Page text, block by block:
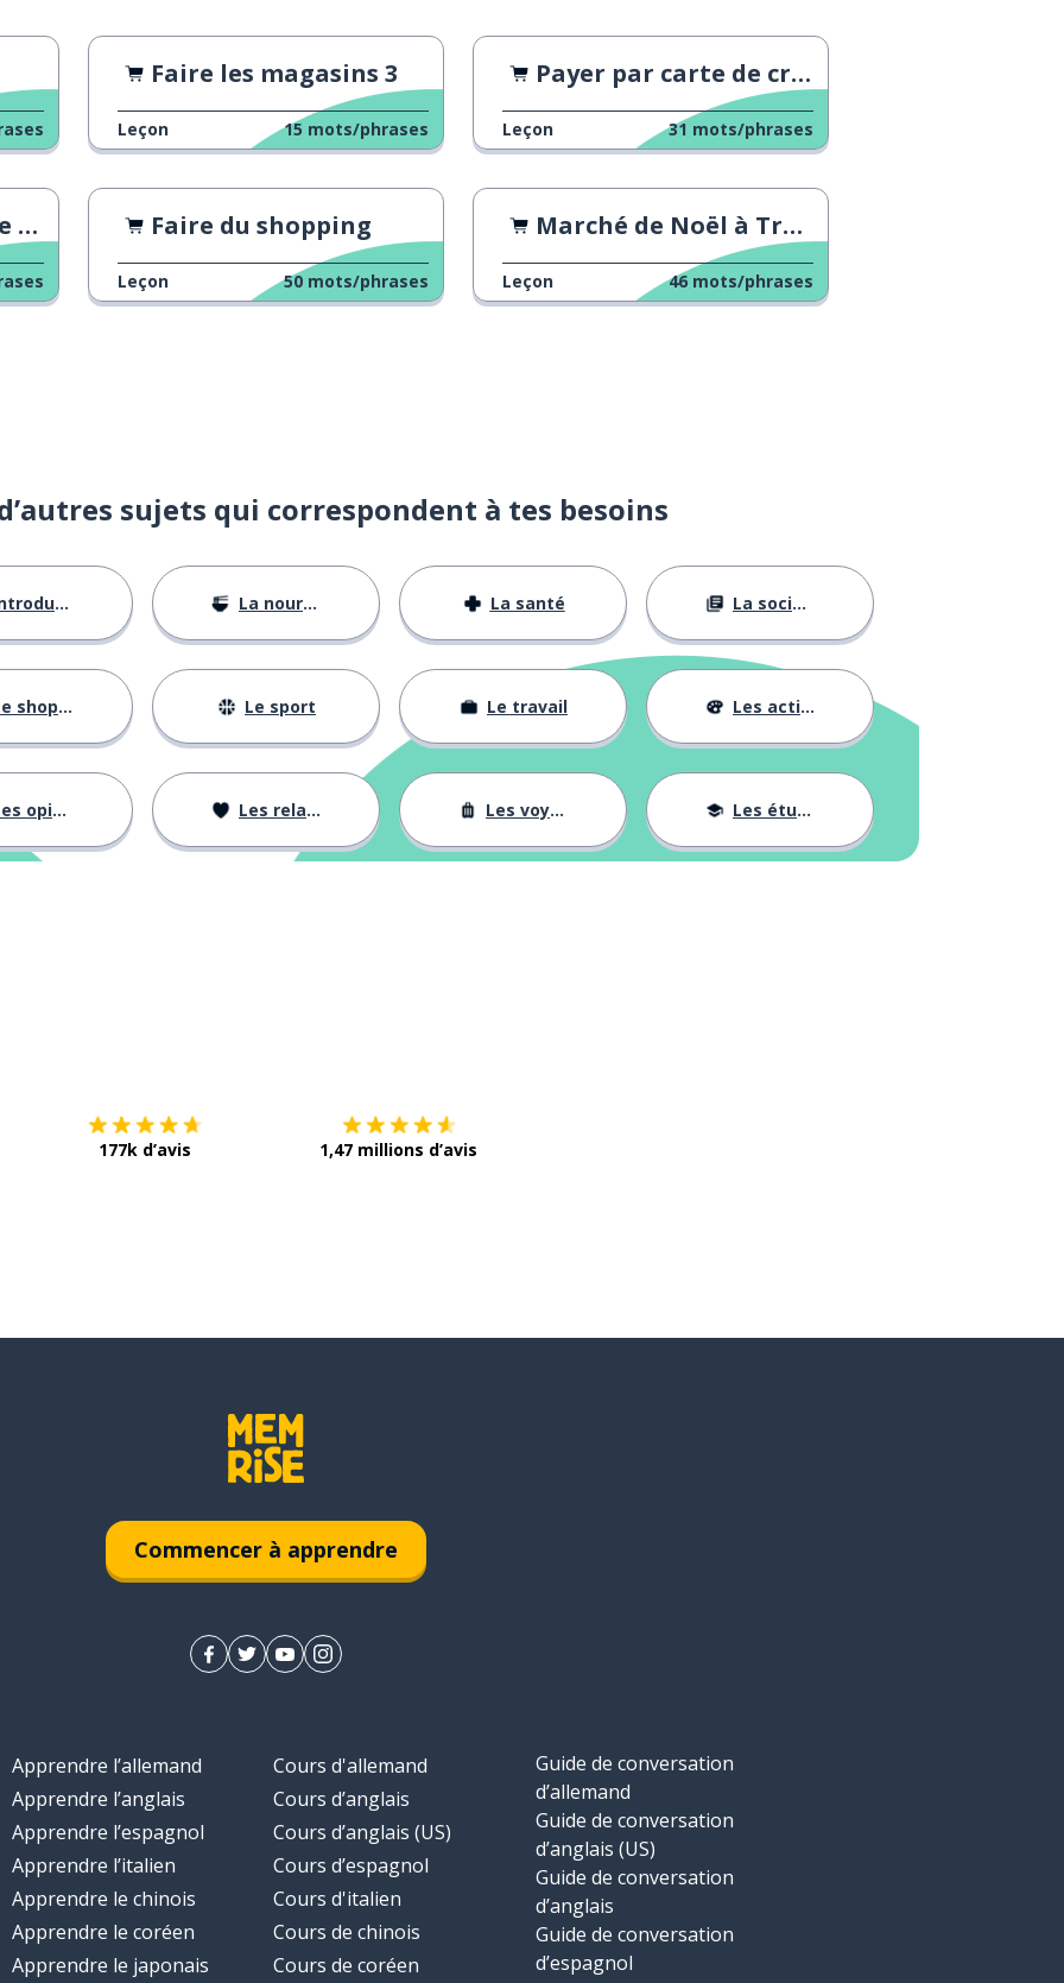
Faire les magasins 3
Leçon 15 mots/phrases
Payer par carte de crédit
Leçon 31 mots/phrases
Faire du shopping
Leçon 50 mots/phrases
Marché de Noël à Trente
Leçon 46 mots/phrases
sujets qui correspondent à tes besoins
La nourriture La santé La société
shopping Le sport Le travail Les activités
opinions Les relations Les voyages Les études
177k d’avis 1,47 millions d’avis
Commencer à apprendre
Apprendre l’allemand
Apprendre l’anglais
Apprendre l’espagnol
Apprendre l’italien
Apprendre le chinois
Apprendre le coréen
Apprendre le japonais
Cours d'allemand
Cours d’anglais
Cours d’anglais (US)
Cours d’espagnol
Cours d'italien
Cours de chinois
Cours de coréen
Guide de conversation
d’allemand
Guide de conversation
d’anglais (US)
Guide de conversation
d’anglais
Guide de conversation
d’espagnol